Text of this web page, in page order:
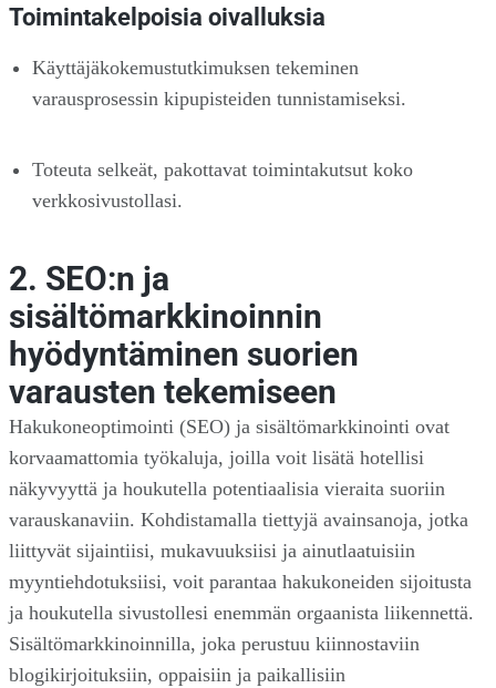
Toimintakelpoisia oivalluksia
Käyttäjäkokemustutkimuksen tekeminen
varausprosessin kipupisteiden tunnistamiseksi.
Toteuta selkeät, pakottavat toimintakutsut koko
verkkosivustollasi.
2. SEO:n ja
sisältömarkkinoinnin
hyödyntäminen suorien
varausten tekemiseen
Hakukoneoptimointi (SEO) ja sisältömarkkinointi ovat
korvaamattomia työkaluja, joilla voit lisätä hotellisi
näkyvyyttä ja houkutella potentiaalisia vieraita suoriin
varauskanaviin. Kohdistamalla tiettyjä avainsanoja, jotka
liittyvät sijaintiisi, mukavuuksiisi ja ainutlaatuisiin
myyntiehdotuksiisi, voit parantaa hakukoneiden sijoitusta
ja houkutella sivustollesi enemmän orgaanista liikennettä.
Sisältömarkkinoinnilla, joka perustuu kiinnostaviin
blogikirjoituksiin, oppaisiin ja paikallisiin